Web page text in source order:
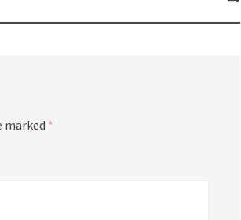
marked *